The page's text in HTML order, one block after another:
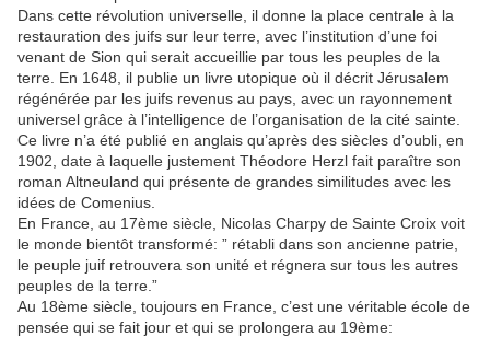
Dans cette révolution universelle, il donne la place centrale à la
restauration des juifs sur leur terre, avec l’institution d’une foi
venant de Sion qui serait accueillie par tous les peuples de la
terre. En 1648, il publie un livre utopique où il décrit Jérusalem
régénérée par les juifs revenus au pays, avec un rayonnement
universel grâce à l’intelligence de l’organisation de la cité sainte.
Ce livre n’a été publié en anglais qu’après des siècles d’oubli, en
1902, date à laquelle justement Théodore Herzl fait paraître son
roman Altneuland qui présente de grandes similitudes avec les
idées de Comenius.
En France, au 17ème siècle, Nicolas Charpy de Sainte Croix voit
le monde bientôt transformé: ” rétabli dans son ancienne patrie,
le peuple juif retrouvera son unité et régnera sur tous les autres
peuples de la terre.”
Au 18ème siècle, toujours en France, c’est une véritable école de
pensée qui se fait jour et qui se prolongera au 19ème: